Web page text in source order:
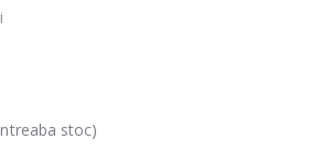
stoc)